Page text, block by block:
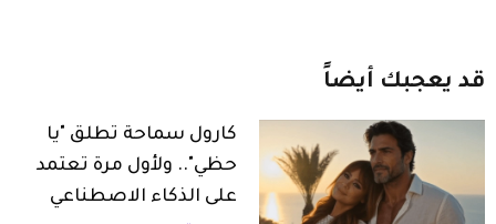
قد يعجبك أيضاً
كارول سماحة تطلق "يا
حظي".. ولأول مرة تعتمد
على الذكاء الاصطناعي